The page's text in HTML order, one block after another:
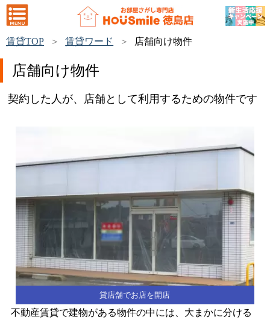
賃貸TOP 賃貸ワード 店舗向け物件
店舗向け物件
契約した人が、店舗として利用するための物件です
貸店舗でお店を開店
不動産賃貸で建物がある物件の中には、大まかに分ける